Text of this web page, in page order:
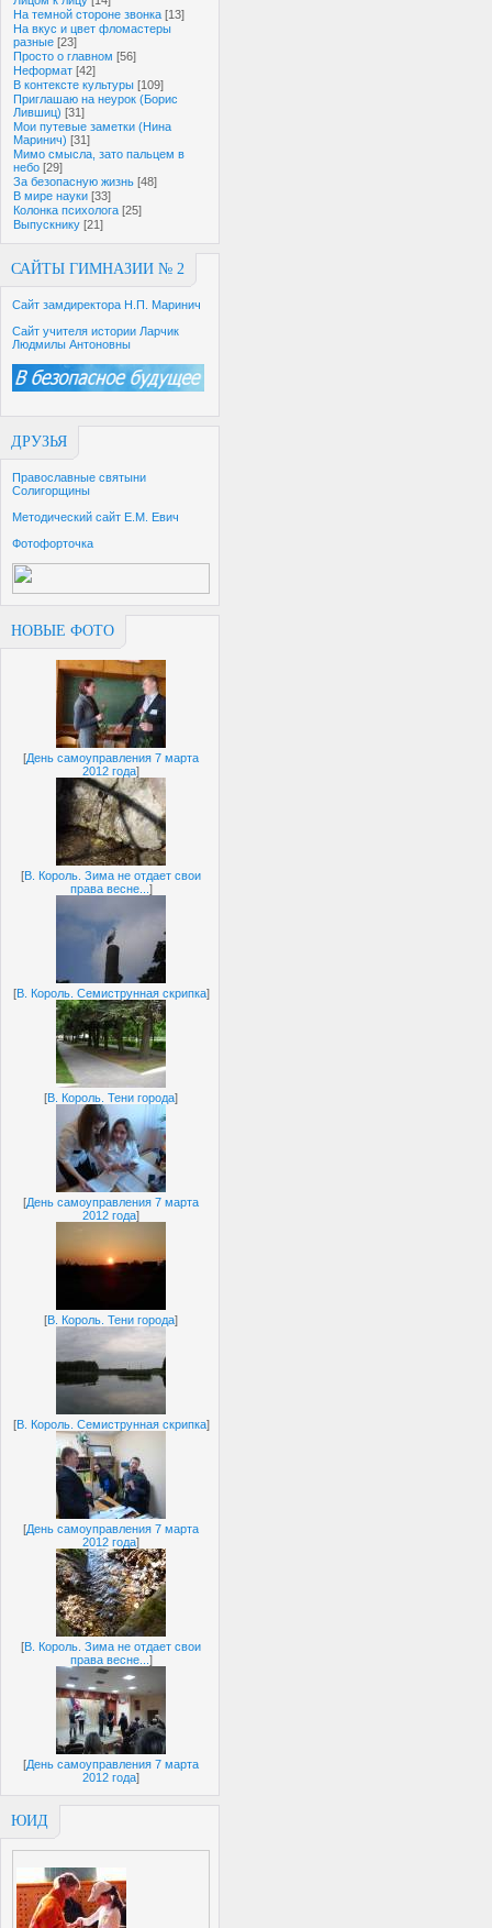
На темной стороне звонка [13]
На вкус и цвет фломастеры
разные [23]
Просто о главном [56]
Неформат [42]
В контексте культуры [109]
Приглашаю на неурок (Борис
Лившиц) [31]
Мои путевые заметки (Нина
Маринич) [31]
Мимо смысла, зато пальцем в
небо [29]
За безопасную жизнь [48]
В мире науки [33]
Колонка психолога [25]
Выпускнику [21]
САЙТЫ ГИМНАЗИИ № 2
Сайт замдиректора Н.П. Маринич
Сайт учителя истории Ларчик
Людмилы Антоновны
ДРУЗЬЯ
Православные святыни
Солигорщины
Методический сайт Е.М. Евич
Фотофорточка
НОВЫЕ ФОТО
[День самоуправления 7 марта
2012 года]
[В. Король. Зима не отдает свои
права весне... ]
[В. Король. Семиструнная скрипка]
[В. Король. Тени города]
[День самоуправления 7 марта
2012 года]
[В. Король. Тени города]
[В. Король. Семиструнная скрипка]
[День самоуправления 7 марта
2012 года]
[В. Король. Зима не отдает свои
права весне... ]
[День самоуправления 7 марта
2012 года]
ЮИД